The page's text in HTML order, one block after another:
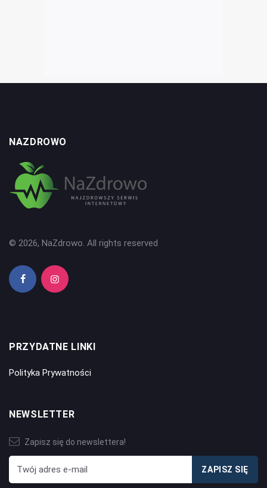
NAZDROWO
© 2026, NaZdrowo. All rights reserved
PRZYDATNE LINKI
Polityka Prywatności
NEWSLETTER
Zapisz się do newslettera!